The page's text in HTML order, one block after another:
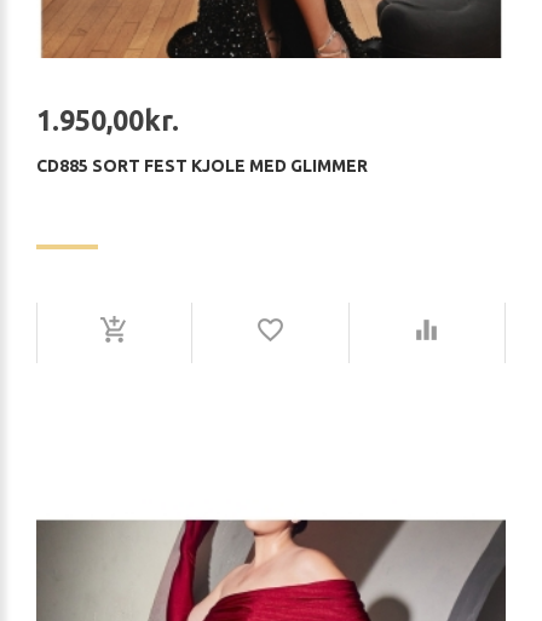
1.950,00kr.
CD885 SORT FEST KJOLE MED GLIMMER